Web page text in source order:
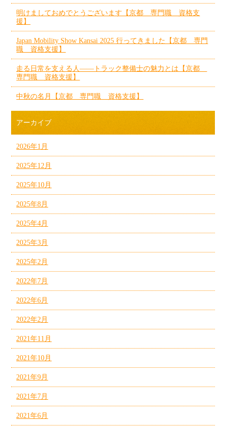
明けましておめでとうございます【京都 専門職 資格支
援】
Japan Mobility Show Kansai 2025 行ってきました【京都 専門
職 資格支援】
走る日常を支える人——トラック整備士の魅力とは【京都
専門職 資格支援】
中秋の名月【京都 専門職 資格支援】
アーカイブ
2026年1月
2025年12月
2025年10月
2025年8月
2025年4月
2025年3月
2025年2月
2022年7月
2022年6月
2022年2月
2021年11月
2021年10月
2021年9月
2021年7月
2021年6月